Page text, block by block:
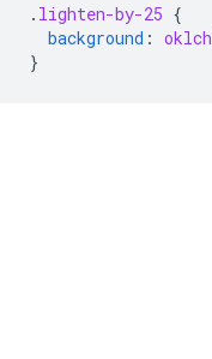
. lighten-by-25 {
background : oklch
}